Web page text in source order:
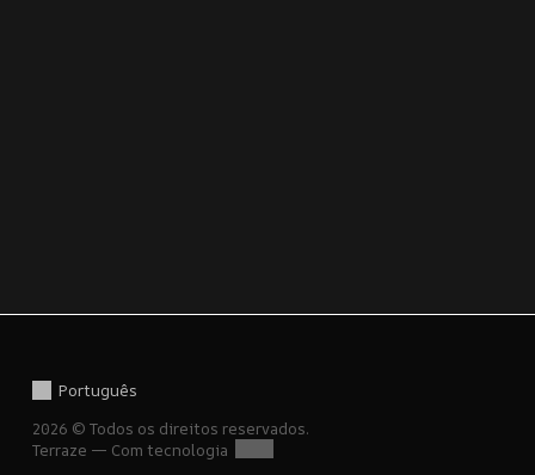
Português
2026 © Todos os direitos reservados.
Terraze — Com tecnologia